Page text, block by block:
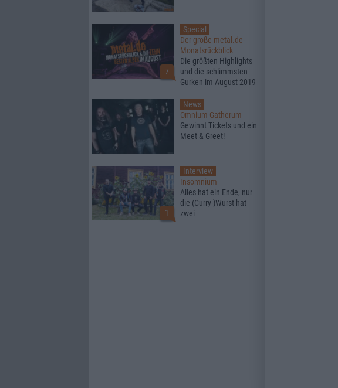
7
Special
Der große metal.de-
Monatsrückblick
Die größten Highlights
und die schlimmsten
Gurken im August 2019
News
Omnium Gatherum
Gewinnt Tickets und ein
Meet & Greet!
1
Interview
Insomnium
Alles hat ein Ende, nur
die (Curry-)Wurst hat
zwei